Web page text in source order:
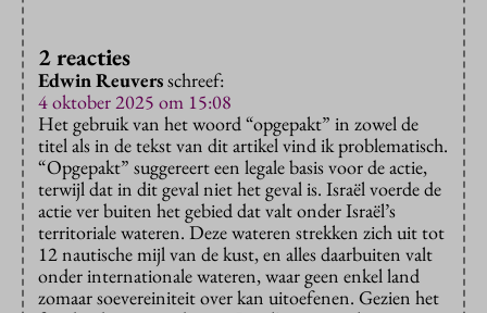
2 reacties
Edwin Reuversschreef:
4 oktober 2025 om 15:08
Het gebruik van het woord “opgepakt” in zowel de
titel als in de tekst van dit artikel vind ik problematisch.
“Opgepakt” suggereert een legale basis voor de actie,
terwijl dat in dit geval niet het geval is. Israël voerde de
actie ver buiten het gebied dat valt onder Israël’s
territoriale wateren. Deze wateren strekken zich uit tot
12 nautische mijl van de kust, en alles daarbuiten valt
onder internationale wateren, waar geen enkel land
zomaar soevereiniteit over kan uitoefenen. Gezien het